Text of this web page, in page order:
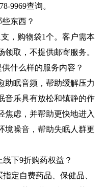
9969查询。
东西？
，购物袋1个。客户需本
取，不提供邮寄服务。
什么样的服务内容？
助眠音频，帮助缓解压力
音乐具有放松和镇静的作
焦虑，并帮助更快地进入
境噪音，帮助失眠人群更
下9折购药权益？
定自费药品、保健品、